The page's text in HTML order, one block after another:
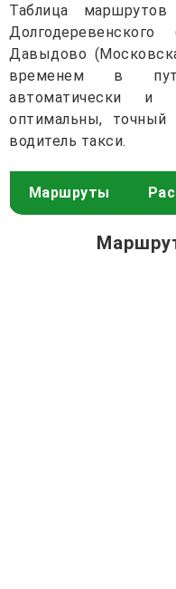
Таблица
Давыдово
временем в
автоматически
оптимальны,
водитель такси.
Маршруты